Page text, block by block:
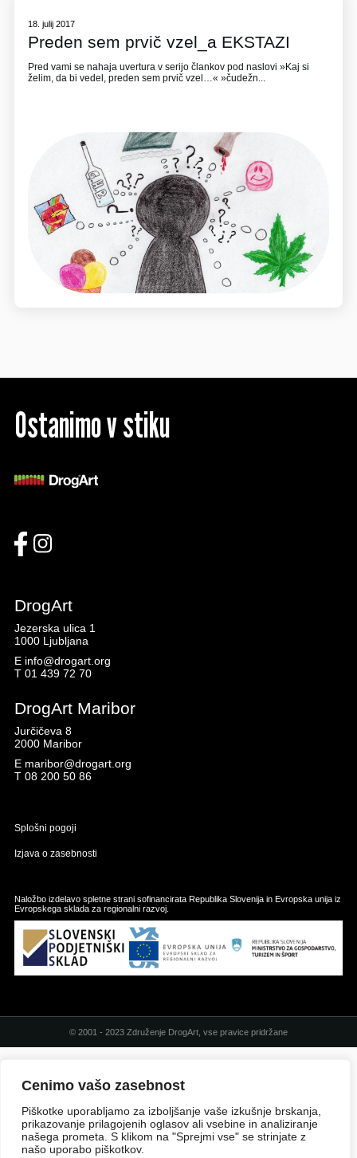
Cenimo vašo zasebnost
Piškotke uporabljamo za izboljšanje vaše izkušnje brskanja,
prikazovanje prilagojenih oglasov ali vsebine in analiziranje
našega prometa. S klikom na "Sprejmi vse" se strinjate z
našo uporabo piškotkov.
18. julij 2017
Preden sem prvič vzel_a EKSTAZI
Pred vami se nahaja uvertura v serijo člankov pod naslovi »Kaj si
želim, da bi vedel, preden sem prvič vzel…« »čudežn...
Ostanimo v stiku
DrogArt
Jezerska ulica 1
1000 Ljubljana
E info@drogart.org
T 01 439 72 70
DrogArt Maribor
Jurčičeva 8
2000 Maribor
E maribor@drogart.org
T 08 200 50 86
Splošni pogoji
Izjava o zasebnosti
Naložbo izdelavo spletne strani sofinancirata Republika Slovenija in Evropska unija iz
Evropskega sklada za regionalni razvoj.
© 2001 - 2023 Združenje DrogArt, vse pravice pridržane